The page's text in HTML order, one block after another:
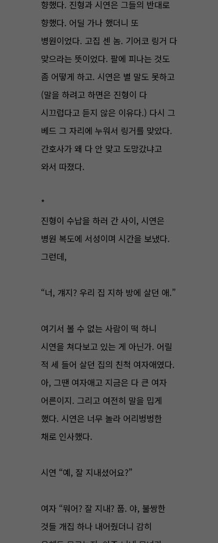
향했다. 진형과 시연은 그들의 반대로
향했다. 어딜 가나 했더니 또
병원이었다. 고집 센 놈. 기어코 링거 다
맞으라는 뜻이었다. 팔에 피나는 것도
좀 어떻게 하고. 시연은 별 말도 못하고
(말을 하려고 하면은 진형이 다
시끄럽다고 듣지 않은 이유다.) 다시 그
베드 그 자리에 누워서 링거를 맞았다.
간호사가 왜 다 안 맞고 도망갔냐고
와서 따졌다.
*
진형이 수납을 하러 간 사이, 시연은
병원 복도에 서성이며 시간을 보냈다.
그런데,
“너, 걔지? 우리 집 지하 방에 살던 애.”
여기서 볼 수 없는 사람이 떡 하니
시연을 쳐다보고 있는 게 아닌가. 어릴
적 세 들어 살던 집의 친척 여자애였다.
아, 그땐 여자애고 지금은 다 큰 여자
어른이지. 그리고 여전히 말을 밉게
했다. 시연은 너무 놀라 어리벙벙한
채로 인사했다.
시연 “예, 잘 지내셨어요?”
여자 “뭐어? 잘 지내? 풉. 야, 불쌍한
것들 개집 하나 내어줬더니 감히